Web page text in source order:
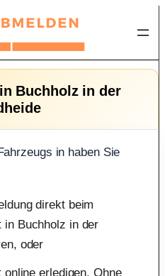
Buchholz in der
in haben Sie
direkt beim
in Buchholz in der
oder
erledigen. Ohne